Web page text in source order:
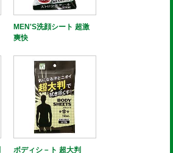
MEN'S洗顔シート 超激
爽快
ボディシ－ト 超大判